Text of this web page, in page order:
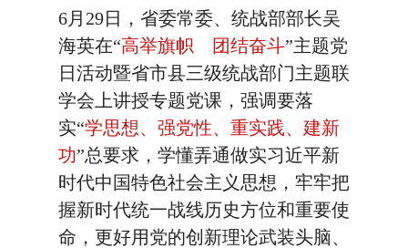
6月29日，省委常委、统战部部长吴
海英在“高举旗帜 团结奋斗”主题党
日活动暨省市县三级统战部门主题联
学会上讲授专题党课，强调要落
实“学思想、强党性、重实践、建新
功”总要求，学懂弄通做实习近平新
时代中国特色社会主义思想，牢牢把
握新时代统一战线历史方位和重要使
命，更好用党的创新理论武装头脑、